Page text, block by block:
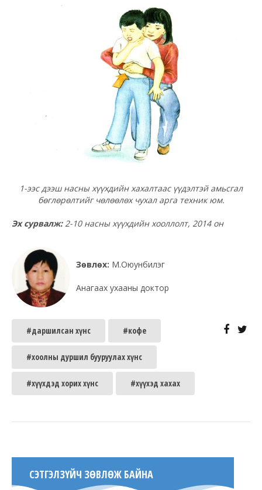
1-ээс дээш насны хүүхдийн хахалтаас үүдэлтэй амьсгал
бөглөрөлтийг чөлөөлөх чухал арга техник юм.
Эх сурвалж:2-10 насны хүүхдийн хооллолт, 2014 он
Зөвлөх: М.Оюунбилэг
Анагаах ухааны доктор
#даршилсан хүнс #кофе
#хоолны дуршил бууруулах хүнс
#хүүхдэд хорих хүнс #хүүхэд хахах
СЭТГЭЛЗҮЙЧ ЗӨВЛӨЖ БАЙНА